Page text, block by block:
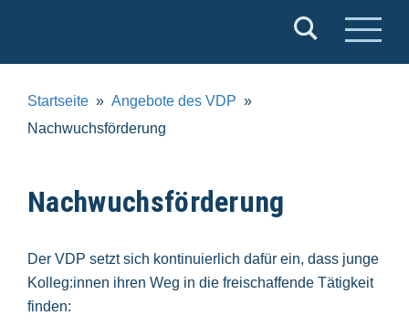
e.V.
Startseite
Angebote des VDP
Nachwuchsförderung
Nachwuchsförderung
Der VDP setzt sich kontinuierlich dafür ein, dass junge
Kolleg:innen ihren Weg in die freischaffende Tätigkeit
finden: